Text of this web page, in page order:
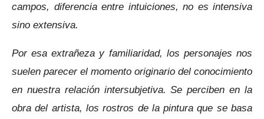
campos, diferencia entre intuiciones, no es intensiva
sino extensiva.
Por esa extrañeza y familiaridad, los personajes nos
suelen parecer el momento originario del conocimiento
en nuestra relación intersubjetiva. Se perciben en la
obra del artista, los rostros de la pintura que se basa